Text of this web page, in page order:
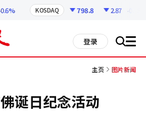
KOSDAQ 798.8 2.87 -0.36%
登录 搜 all
主页 图片新闻
诞日纪念活动